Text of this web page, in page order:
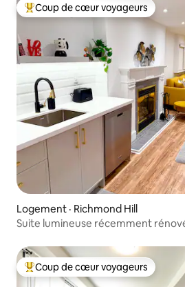
Coup de cœur voyageurs parmi les
Coup de cœur voyageurs
Logement · Richmond Hill
Suite lumineuse récemment
Coup de cœur voyageurs parmi les
Coup de cœur voyageurs